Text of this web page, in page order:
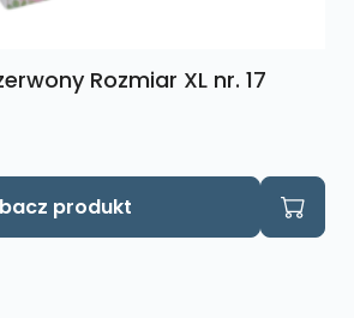
Rozmiar XL nr. 17
produkt